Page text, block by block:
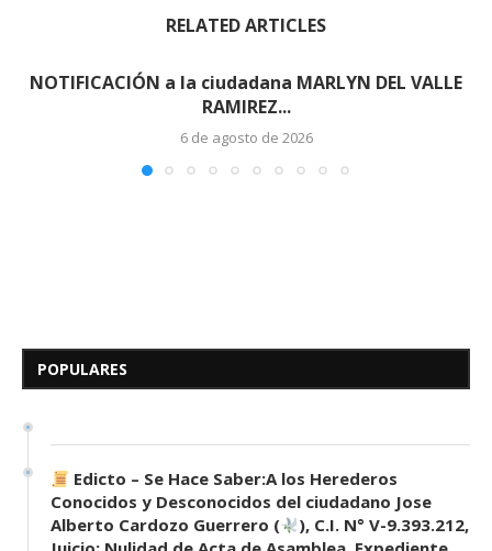
RELATED ARTICLES
NOTIFICACIÓN a la ciudadana MARLYN DEL VALLE
RAMIREZ...
6 de agosto de 2026
POPULARESDesconocidos del...
Edicto – Se Hace Saber:A los Herederos
Conocidos y Desconocidos del ciudadano Jose
Alberto Cardozo Guerrero (
), C.I. N° V-9.393.212,